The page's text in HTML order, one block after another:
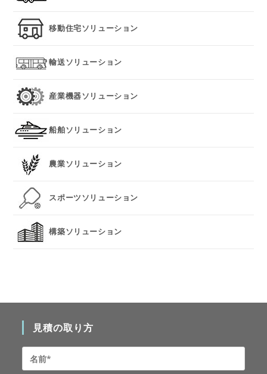
移動住宅ソリューション
輸送ソリューション
産業機器ソリューション
船舶ソリューション
農業ソリューション
スポーツソリューション
構築ソリューション
見積の取り方